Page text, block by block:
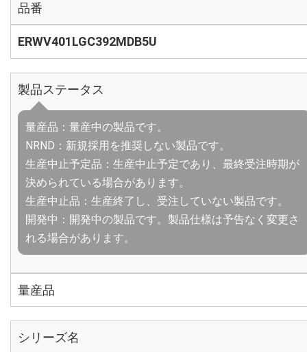
品番
ERWV401LGC392MDB5U
製品ステータス
量産品：量産中の製品です。
NRND：新規採用を推奨しない製品です。
生産中止予定品：生産中止予定であり、最終受注時期が
決められている場合があります。
生産中止品：生産終了し、受注していない製品です。
開発中：開発中の製品です。製品仕様は予告なく変更さ
れる場合があります。
量産品
シリーズ名